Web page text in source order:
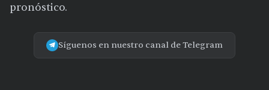
pronóstico.
Síguenos en nuestro canal de Telegram